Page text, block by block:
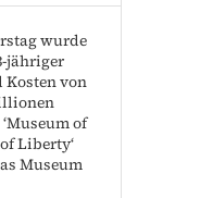
wurde
jähriger
von
of
Liberty‘
Museum